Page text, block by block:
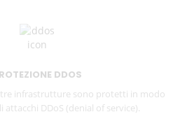
DDOS
infrastrutture sono protetti in modo
DDoS (denial of service).